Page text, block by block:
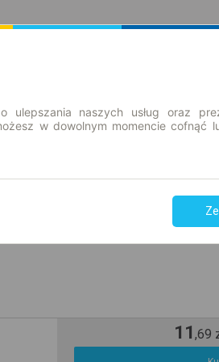
11,69
naszych usług oraz
w dowolnym momencie cofnąć